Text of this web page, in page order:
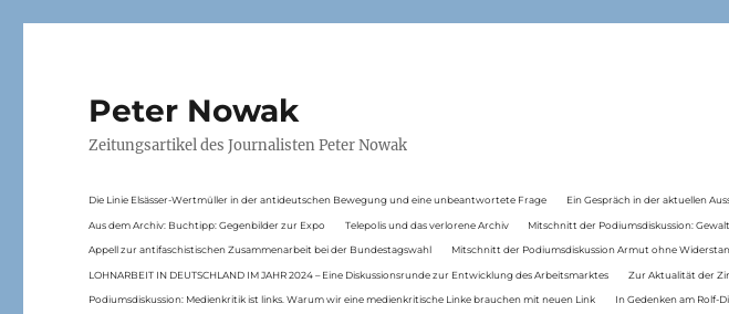
Peter Nowak
Zeitungsartikel des Journalisten Peter Nowak
Die Linie Elsässer-Wertmüller in der antideutschen Bewegung und eine unbeantwortete Frage Ein Gespräch in der aktuellen
Aus dem Archiv: Buchtipp: Gegenbilder zur Expo Telepolis und das verlorene Archiv Mitschnitt der Podiumsdiskussion:
Appell zur antifaschistischen Zusammenarbeit bei der Bundestagswahl Mitschnitt der Podiumsdiskussion Armut ohne
LOHNARBEIT IN DEUTSCHLAND IM JAHR 2024 – Eine Diskussionsrunde zur Entwicklung des Arbeitsmarktes Zur Aktualität der
Podiumsdiskussion: Medienkritik ist links. Warum wir eine medienkritische Linke brauchen mit neuen Link In Gedenken am Rolf-